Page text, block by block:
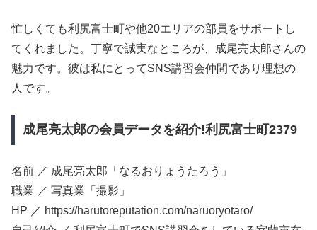
忙しくても利尻富士町や他20エリアの部員をサポートし
てくれました。丁寧で誠実なところが、成尾亮太郎さんの
魅力です。彼は私にとってSNS講習会仲間であり理想の
人です。
成尾亮太郎の会員データを紹介!利尻富士町2379
名前 ／ 成尾亮太郎「なるおりょうたろう」
職業 ／ 写真業「撮影」
HP ／ https://harutoreputation.com/naruoryotaro/